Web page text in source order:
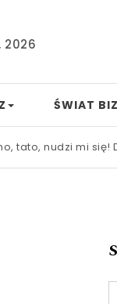
2026
ŚWIAT
mi się!